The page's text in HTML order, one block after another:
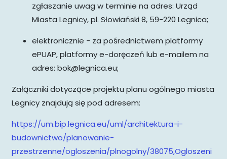
zgłaszanie uwag w terminie na adres: Urząd
Miasta Legnicy, pl. Słowiański 8, 59-220 Legnica;
elektronicznie - za pośrednictwem platformy
ePUAP, platformy e-doręczeń lub e-mailem na
adres: bok@legnica.eu;
Załączniki dotyczące projektu planu ogólnego miasta
Legnicy znajdują się pod adresem:
https://um.bip.legnica.eu/uml/architektura-i-
budownictwo/planowanie-
przestrzenne/ogloszenia/plnogolny/38075,Ogloszeni